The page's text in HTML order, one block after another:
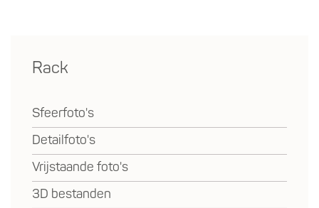
Rack
Sfeerfoto's
Detailfoto's
Vrijstaande foto's
3D bestanden